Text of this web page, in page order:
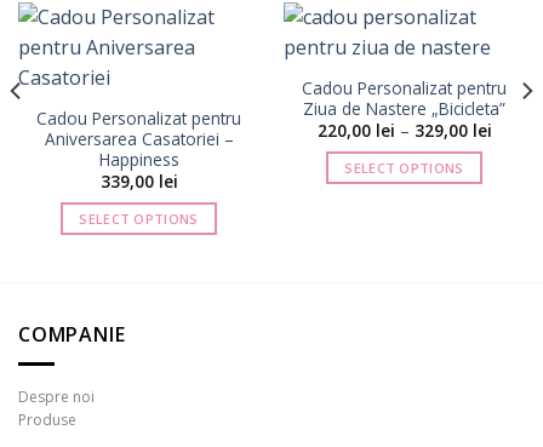
Cadou Personalizat pentru
Aniversarea Casatoriei –
Happiness
339,00 lei
SELECT OPTIONS
Cadou Personalizat pentru
Ziua de Nastere „Bicicleta”
220,00 lei – 329,00 lei
SELECT OPTIONS
COMPANIE
Despre noi
Produse